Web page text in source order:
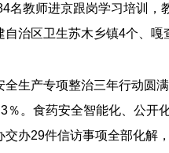
教师进京跟岗学习培训
治区卫生苏木乡镇4个、
生产专项整治三年行动圆
。食药安全智能化、公开
办29件信访事项全部化